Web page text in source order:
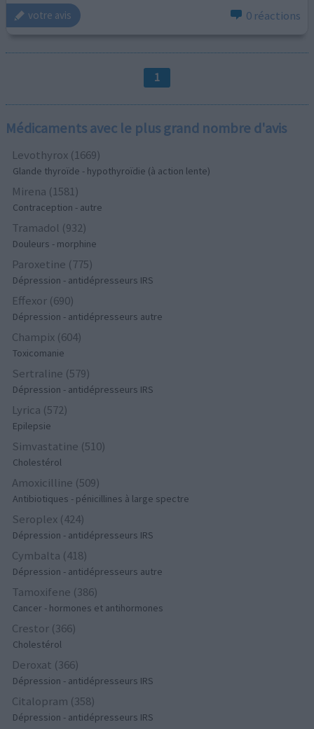
votre avis 0 réactions
1
Médicaments avec le plus grand nombre d'avis
Levothyrox (1669)
Glande thyroïde - hypothyroïdie (à action lente)
Mirena (1581)
Contraception - autre
Tramadol (932)
Douleurs - morphine
Paroxetine (775)
Dépression - antidépresseurs IRS
Effexor (690)
Dépression - antidépresseurs autre
Champix (604)
Toxicomanie
Sertraline (579)
Dépression - antidépresseurs IRS
Lyrica (572)
Epilepsie
Simvastatine (510)
Cholestérol
Amoxicilline (509)
Antibiotiques - pénicillines à large spectre
Seroplex (424)
Dépression - antidépresseurs IRS
Cymbalta (418)
Dépression - antidépresseurs autre
Tamoxifene (386)
Cancer - hormones et antihormones
Crestor (366)
Cholestérol
Deroxat (366)
Dépression - antidépresseurs IRS
Citalopram (358)
Dépression - antidépresseurs IRS